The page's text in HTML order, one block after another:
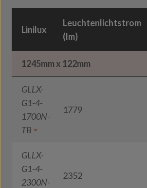
Linilux
Leuchtenlichtstrom
(lm)
1245mm x 122mm
GLLX-
G1-4-
1700N-
TB
1779
GLLX-
G1-4-
2300N-
2352